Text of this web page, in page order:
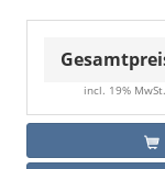
incl. 19%